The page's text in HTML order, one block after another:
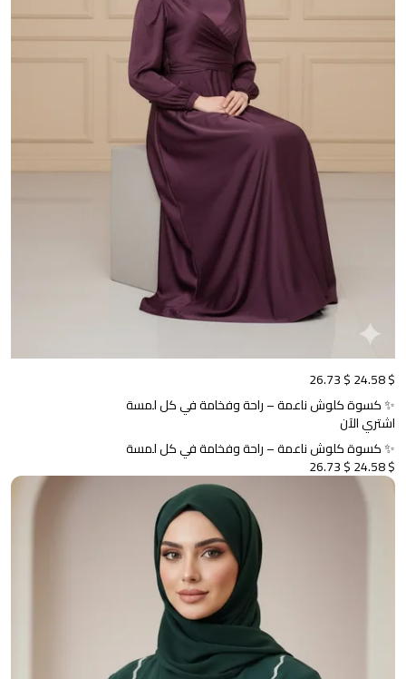
$ 24.58
$ 26.73
✨ كسوة كلوش ناعمة – راحة وفخامة في كل لمسة
اشتري الآن
✨ كسوة كلوش ناعمة – راحة وفخامة في كل لمسة
$ 24.58
$ 26.73